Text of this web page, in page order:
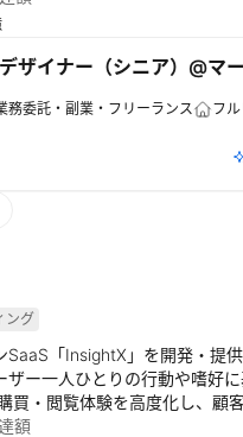
ザイナー（シニア）@マ
務委託・副業・フリーランス フ
ング
「InsightX」を開発・提
ザー一人ひとりの行動や嗜好
買・閲覧体験を高度化し、顧
が継続的に価値を共有できる
額